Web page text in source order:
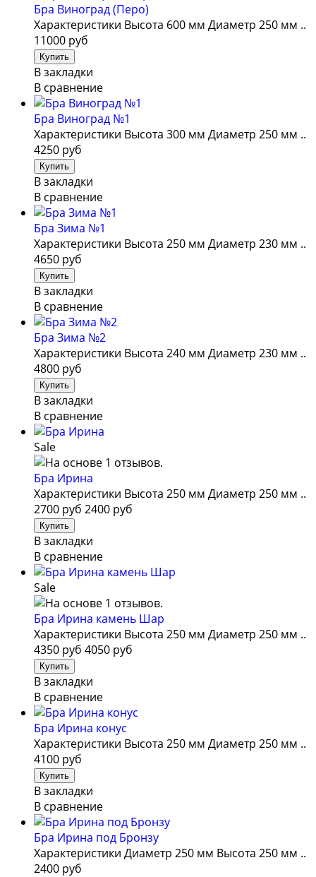
Бра Виноград (Перо)
Характеристики Высота 600 мм Диаметр 250 мм ..
11000 руб
В закладки
В сравнение
Бра Виноград №1
Характеристики Высота 300 мм Диаметр 250 мм ..
4250 руб
В закладки
В сравнение
Бра Зима №1
Характеристики Высота 250 мм Диаметр 230 мм ..
4650 руб
В закладки
В сравнение
Бра Зима №2
Характеристики Высота 240 мм Диаметр 230 мм ..
4800 руб
В закладки
В сравнение
Sale
Бра Ирина
Характеристики Высота 250 мм Диаметр 250 мм ..
2700 руб 2400 руб
В закладки
В сравнение
Sale
Бра Ирина камень Шар
Характеристики Высота 250 мм Диаметр 250 мм ..
4350 руб 4050 руб
В закладки
В сравнение
Бра Ирина конус
Характеристики Высота 250 мм Диаметр 250 мм ..
4100 руб
В закладки
В сравнение
Бра Ирина под Бронзу
Характеристики Диаметр 250 мм Высота 250 мм ..
2400 руб